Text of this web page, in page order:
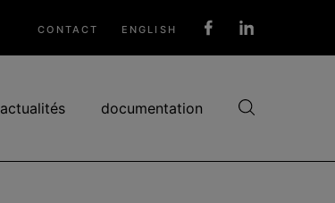
CONTACT ENGLISH
Réseaux
actualités documentation